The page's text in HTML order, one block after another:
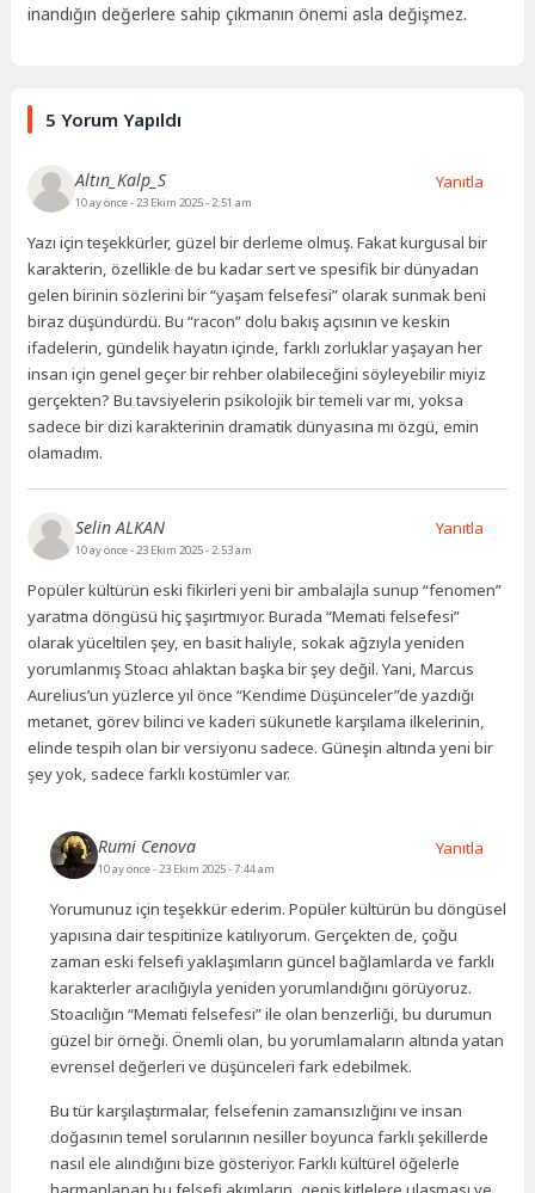
inandığın değerlere sahip çıkmanın önemi asla değişmez.
5 Yorum Yapıldı
Altın_Kalp_S
10 ay önce- 23 Ekim 2025 - 2:51 am
Yazı için teşekkürler, güzel bir derleme olmuş. Fakat kurgusal bir
karakterin, özellikle de bu kadar sert ve spesifik bir dünyadan
gelen birinin sözlerini bir “yaşam felsefesi” olarak sunmak beni
biraz düşündürdü. Bu “racon” dolu bakış açısının ve keskin
ifadelerin, gündelik hayatın içinde, farklı zorluklar yaşayan her
insan için genel geçer bir rehber olabileceğini söyleyebilir miyiz
gerçekten? Bu tavsiyelerin psikolojik bir temeli var mı, yoksa
sadece bir dizi karakterinin dramatik dünyasına mı özgü, emin
olamadım.
Yanıtla
Selin ALKAN
10 ay önce- 23 Ekim 2025 - 2:53 am
Popüler kültürün eski fikirleri yeni bir ambalajla sunup “fenomen”
yaratma döngüsü hiç şaşırtmıyor. Burada “Memati felsefesi”
olarak yüceltilen şey, en basit haliyle, sokak ağzıyla yeniden
yorumlanmış Stoacı ahlaktan başka bir şey değil. Yani, Marcus
Aurelius’un yüzlerce yıl önce “Kendime Düşünceler”de yazdığı
metanet, görev bilinci ve kaderi sükunetle karşılama ilkelerinin,
elinde tespih olan bir versiyonu sadece. Güneşin altında yeni bir
şey yok, sadece farklı kostümler var.
Yanıtla
Rumi Cenova
10 ay önce- 23 Ekim 2025 - 7:44 am
Yorumunuz için teşekkür ederim. Popüler kültürün bu döngüsel
yapısına dair tespitinize katılıyorum. Gerçekten de, çoğu
zaman eski felsefi yaklaşımların güncel bağlamlarda ve farklı
karakterler aracılığıyla yeniden yorumlandığını görüyoruz.
Stoacılığın “Memati felsefesi” ile olan benzerliği, bu durumun
güzel bir örneği. Önemli olan, bu yorumlamaların altında yatan
evrensel değerleri ve düşünceleri fark edebilmek.
Bu tür karşılaştırmalar, felsefenin zamansızlığını ve insan
doğasının temel sorularının nesiller boyunca farklı şekillerde
nasıl ele alındığını bize gösteriyor. Farklı kültürel öğelerle
Yanıtla